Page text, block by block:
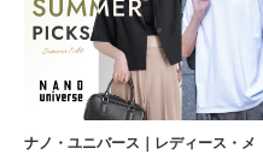
ナノ・ユニバース｜レディース・メ